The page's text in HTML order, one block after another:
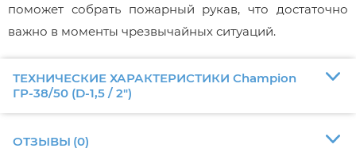
поможет собрать пожарный рукав, что достаточно
важно в моменты чрезвычайных ситуаций.
ТЕХНИЧЕСКИЕ ХАРАКТЕРИСТИКИ Champion
ГР-38/50 (D-1,5 / 2")
ОТЗЫВЫ (0)